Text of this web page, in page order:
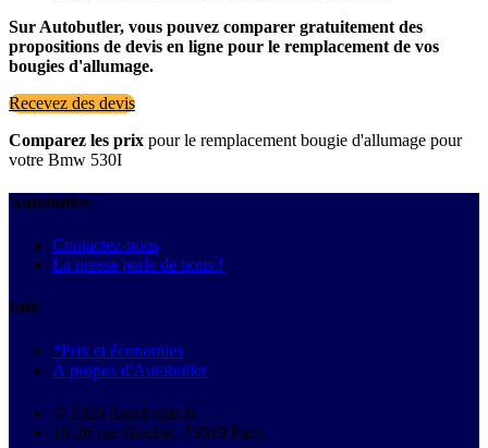
Sur Autobutler, vous pouvez comparer gratuitement des
propositions de devis en ligne pour le remplacement de vos
bougies d'allumage.
Recevez des devis
Comparez les prix pour le remplacement bougie d'allumage pour
votre Bmw 530I
Autobutler
Contactez-nous
La presse parle de nous !
Info
*Prix et économies
À propos d'Autobutler
© 2026 Autobutler.fr
18-26 rue Goubet, 75019 Paris